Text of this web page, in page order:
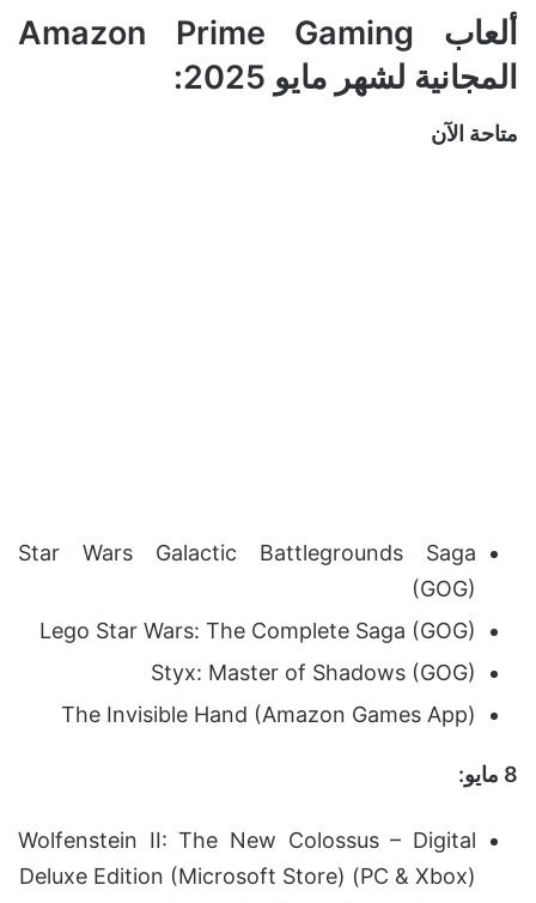
ألعاب Amazon Prime Gaming
المجانية لشهر مايو 2025:
متاحة الآن
Star Wars Galactic Battlegrounds Saga
(GOG)
Lego Star Wars: The Complete Saga (GOG)
Styx: Master of Shadows (GOG)
The Invisible Hand (Amazon Games App)
8 مايو:
Wolfenstein II: The New Colossus – Digital
Deluxe Edition (Microsoft Store) (PC & Xbox)